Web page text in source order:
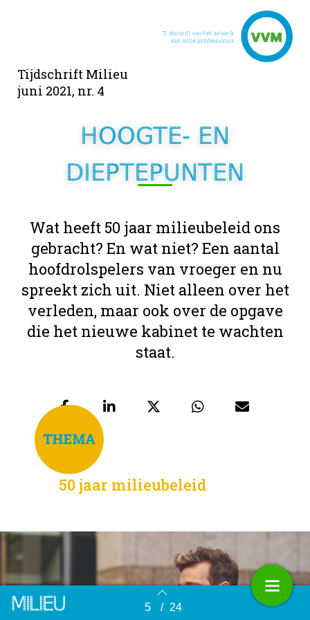
Terug naar overzicht 5 / 24
Tijdschrift Milieu
juni 2021, nr. 4
HOOGTE- EN
DIEPTEPUNTEN
Wat heeft 50 jaar milieubeleid ons
gebracht? En wat niet? Een aantal
hoofdrolspelers van vroeger en nu
spreekt zich uit. Niet alleen over het
verleden, maar ook over de opgave
die het nieuwe kabinet te wachten
staat.
50 jaar milieubeleid